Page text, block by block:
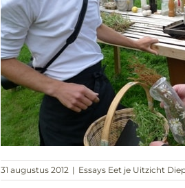
31 augustus 2012 | Essays Eet je Uitzicht